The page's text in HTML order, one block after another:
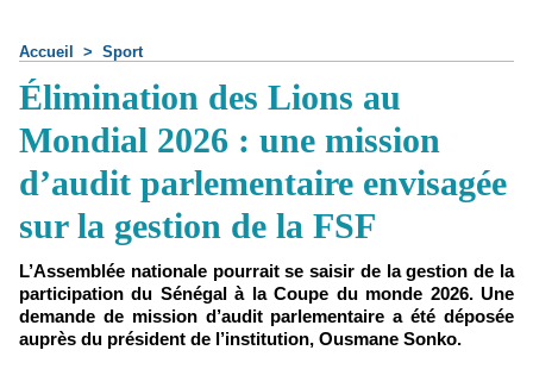
Accueil > Sport
Élimination des Lions au
Mondial 2026 : une mission
d’audit parlementaire envisagée
sur la gestion de la FSF
L’Assemblée nationale pourrait se saisir de la gestion de la
participation du Sénégal à la Coupe du monde 2026. Une
demande de mission d’audit parlementaire a été déposée
auprès du président de l’institution, Ousmane Sonko.